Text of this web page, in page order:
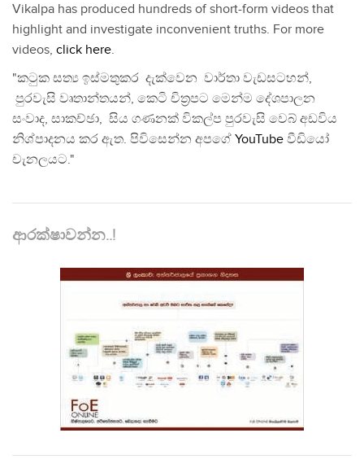
Vikalpa has produced hundreds of short-form videos that
highlight and investigate inconvenient truths. For more
videos, click here.
"කටුක සත්‍ය ඉස්මතුකර දැක්වෙන වාර්තා වැඩසටහන්,
පුරවැසි වෘතාන්තයන්, කෙටි චිත්‍රපට මෙන්ම දේශපාලන
සංවාද, සාකච්ඡා, සිය ගණනක් විකල්ප පුරවැසි වෙබ් අඩවිය
නිශ්පාදනය කර ඇත. පිවිසෙන්න අපගේ YouTube වීඩියෝ
චැනලයට."
ආරක්ෂාවන්න..!